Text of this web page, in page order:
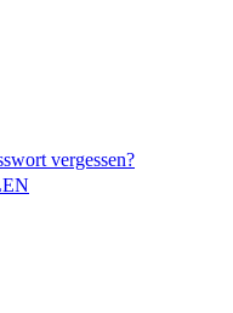
vergessen?